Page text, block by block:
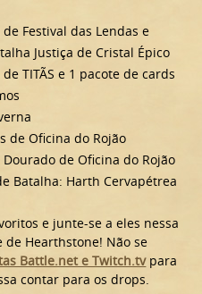
Festival das Lendas e
Justiça de Cristal Épico
TITÃS e 1 pacote de cards
de Oficina do Rojão
de Oficina do Rojão
Batalha: Harth Cervapétrea
e junte-se a eles nessa
Hearthstone! Não se
Battle.net e Twitch.tvpara
contar para os drops.